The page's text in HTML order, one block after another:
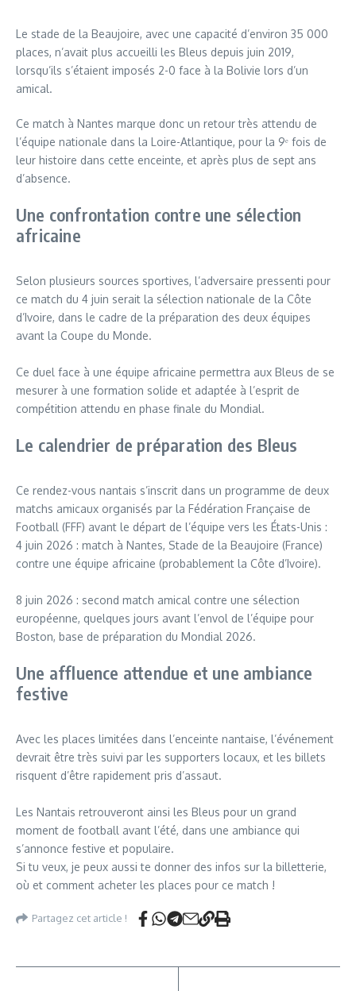
Le stade de la Beaujoire, avec une capacité d’environ 35 000
places, n’avait plus accueilli les Bleus depuis juin 2019,
lorsqu’ils s’étaient imposés 2-0 face à la Bolivie lors d’un
amical.
Ce match à Nantes marque donc un retour très attendu de
l’équipe nationale dans la Loire-Atlantique, pour la 9ᵉ fois de
leur histoire dans cette enceinte, et après plus de sept ans
d’absence.
Une confrontation contre une sélection
africaine
Selon plusieurs sources sportives, l’adversaire pressenti pour
ce match du 4 juin serait la sélection nationale de la Côte
d’Ivoire, dans le cadre de la préparation des deux équipes
avant la Coupe du Monde.
Ce duel face à une équipe africaine permettra aux Bleus de se
mesurer à une formation solide et adaptée à l’esprit de
compétition attendu en phase finale du Mondial.
Le calendrier de préparation des Bleus
Ce rendez-vous nantais s’inscrit dans un programme de deux
matchs amicaux organisés par la Fédération Française de
Football (FFF) avant le départ de l’équipe vers les États-Unis :
4 juin 2026 : match à Nantes, Stade de la Beaujoire (France)
contre une équipe africaine (probablement la Côte d’Ivoire).
8 juin 2026 : second match amical contre une sélection
européenne, quelques jours avant l’envol de l’équipe pour
Boston, base de préparation du Mondial 2026.
Une affluence attendue et une ambiance
festive
Avec les places limitées dans l’enceinte nantaise, l’événement
devrait être très suivi par les supporters locaux, et les billets
risquent d’être rapidement pris d’assaut.
Les Nantais retrouveront ainsi les Bleus pour un grand
moment de football avant l’été, dans une ambiance qui
s’annonce festive et populaire.
Si tu veux, je peux aussi te donner des infos sur la billetterie,
où et comment acheter les places pour ce match !
Partagez cet article !